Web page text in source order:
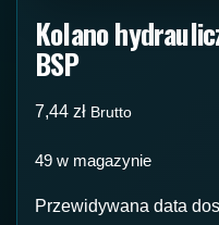
Kolano
BSP
7,44 zł Brutto
49 w magazynie
Przewidywana data